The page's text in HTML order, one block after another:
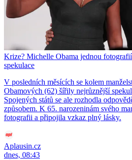
Krize? Michelle Obama jednou
spekulace
V posledních měsících se kolem
Obamových (62) šířily nejrůznější
Spojených států se ale rozhodla
způsobem. K 65. narozeninám svého
fotografii a připojila vzkaz plný lásky.
Aplausin.cz
dnes, 08:43